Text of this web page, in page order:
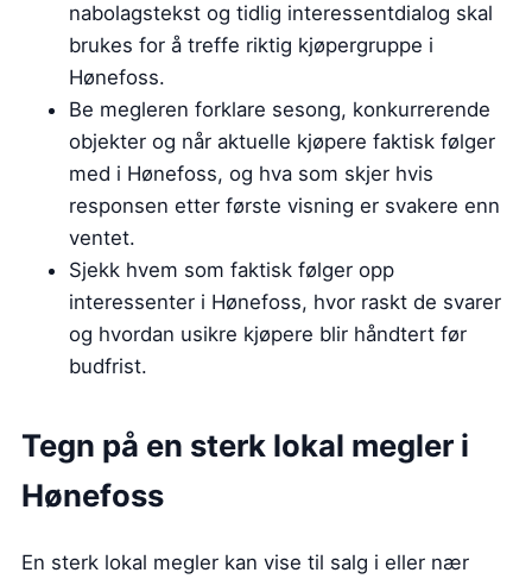
nabolagstekst og tidlig interessentdialog skal
brukes for å treffe riktig kjøpergruppe i
Hønefoss.
Be megleren forklare sesong, konkurrerende
objekter og når aktuelle kjøpere faktisk følger
med i Hønefoss, og hva som skjer hvis
responsen etter første visning er svakere enn
ventet.
Sjekk hvem som faktisk følger opp
interessenter i Hønefoss, hvor raskt de svarer
og hvordan usikre kjøpere blir håndtert før
budfrist.
Tegn på en sterk lokal megler i
Hønefoss
En sterk lokal megler kan vise til salg i eller nær